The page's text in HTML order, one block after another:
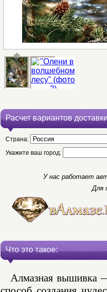
Расчет вариантов
Страна:
Укажите ваш город:
У нас работает
Для
Что это такое:
Алмазная вышивка —